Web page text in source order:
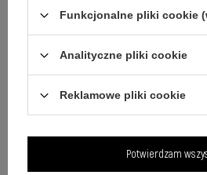
wysokiej jakości materiałów
zarysowania. Zapomnij o
uszkodzeniach
Funkcjonalne pliki cookie
Analityczne pliki cookie
Reklamowe pliki cookie
Potwierdzam